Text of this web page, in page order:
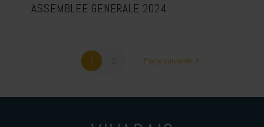
ASSEMBLEE GENERALE 2024
1 Page suivante